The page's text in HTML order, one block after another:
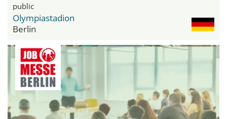
public
Olympiastadion
Berlin